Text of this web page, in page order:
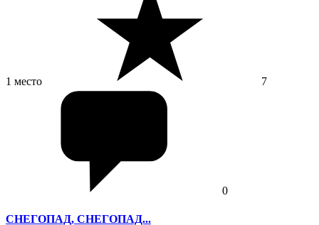
1 место 7
0
СНЕГОПАД, СНЕГОПАД...